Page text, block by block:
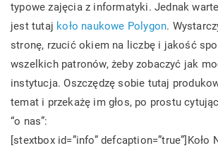
typowe zajęcia z informatyki. Jednak
jest tutaj koło naukowe Polygon.
stronę, rzucić okiem na liczbę i jakość
wszelkich patronów, żeby zobaczyć jak
instytucja. Oszczędzę sobie tutaj
temat i przekażę im głos, po prostu
“o nas”:
[stextbox id=”info” defcaption=”true”]Koło